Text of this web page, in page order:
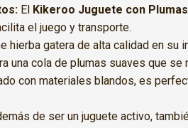
El Kikeroo Juguete con
el juego y transporte.
hierba gatera de alta calidad en
una cola de plumas suaves que
con materiales blandos, es
de ser un juguete activo,